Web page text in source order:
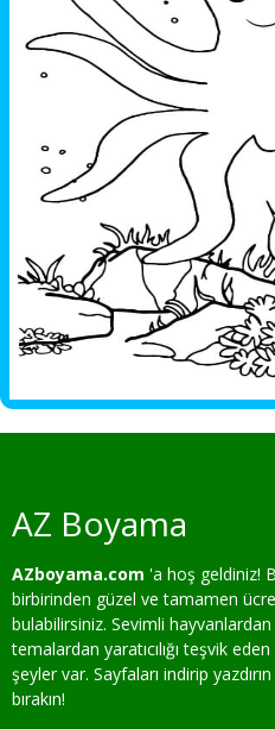
AZ Boyama
AZboyama.com 'a hoş geldiniz!
birbirinden güzel ve tamamen
bulabilirsiniz. Sevimli
temalardan yaratıcılığı teşvik
şeyler var. Sayfaları indirip
bırakın!